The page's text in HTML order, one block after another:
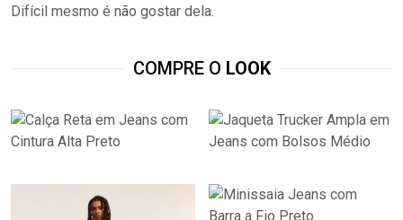
Difícil mesmo é não gostar dela.
COMPRE O LOOK